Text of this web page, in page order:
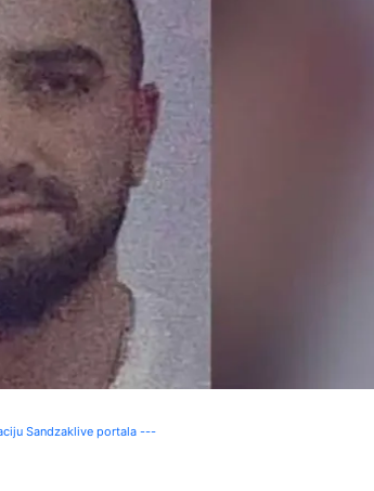
Sandzaklive portala ---